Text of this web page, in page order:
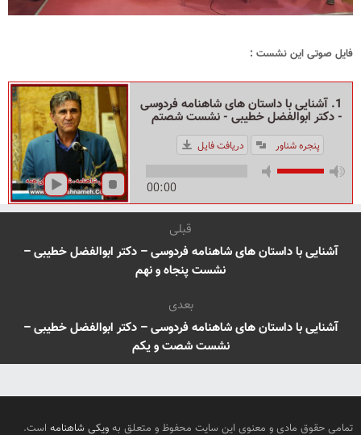
فایل صوتی این نشست :
1. آشنایی با داستان های شاهنامه فردوسی
- دکتر ابوالفضل خطیبی - نشست شصتم
00:00
پنجره شناور دریافت فایل
قبلی
آشنایی با داستان های شاهنامه فردوسی – دکتر ابوالفضل خطیبی –
نشست پنجاه و نهم
بعدی
آشنایی با داستان های شاهنامه فردوسی – دکتر ابوالفضل خطیبی –
نشست شصت و یکم
تمامی حقوق مادی و معنوی این سایت محفوظ و متعلق به ویکی شاهنامه است.